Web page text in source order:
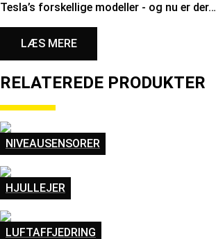
Tesla’s forskellige modeller - og nu er der…
LÆS MERE
RELATEREDE PRODUKTER
NIVEAUSENSORER
HJULLEJER
LUFTAFFJEDRING